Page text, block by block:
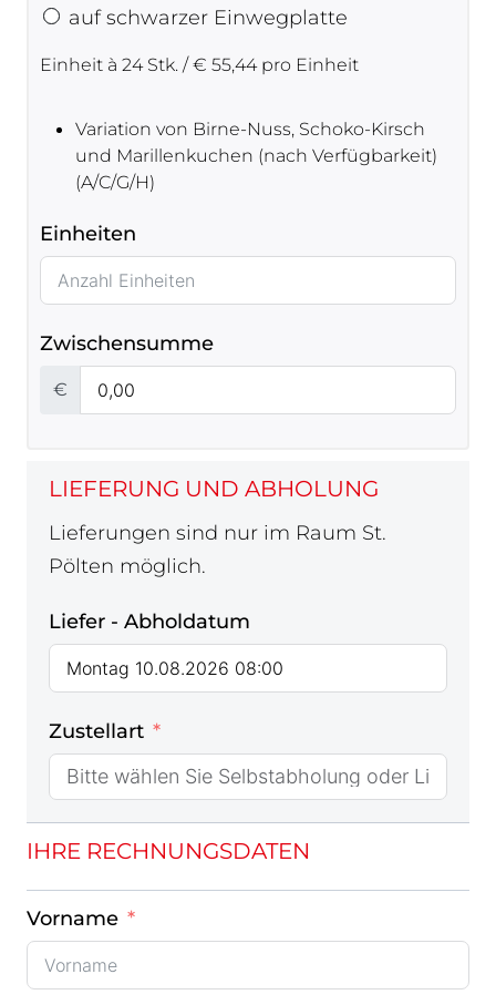
auf schwarzer Einwegplatte
Einheit à 24 Stk. / € 55,44 pro Einheit
Variation von Birne-Nuss, Schoko-Kirsch
und Marillenkuchen (nach Verfügbarkeit)
(A/C/G/H)
Einheiten
Zwischensumme
€
LIEFERUNG UND ABHOLUNG
Lieferungen sind nur im Raum St.
Pölten möglich.
Liefer - Abholdatum
Zustellart
IHRE RECHNUNGSDATEN
Vorname